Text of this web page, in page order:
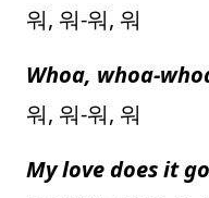
워, 워-워, 워
Whoa, whoa-
워, 워-워, 워
My love does it